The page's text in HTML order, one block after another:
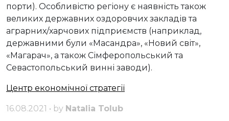
порти). Особливістю регіону є наявність також
великих державних оздоровчих закладів та
аграрних/харчових підприємств (наприклад,
державними були «Масандра», «Новий світ»,
«Магарач», а також Сімферопольський та
Севастопольський винні заводи).
Центр економічної стратегії
16.08.2021 • by Natalia Tolub